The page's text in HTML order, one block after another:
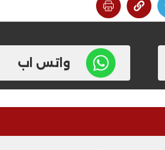
واتس اب